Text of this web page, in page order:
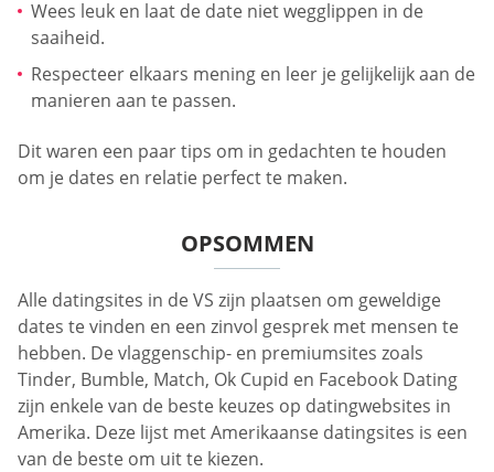
Wees leuk en laat de date niet wegglippen in de
saaiheid.
Respecteer elkaars mening en leer je gelijkelijk aan de
manieren aan te passen.
Dit waren een paar tips om in gedachten te houden
om je dates en relatie perfect te maken.
OPSOMMEN
Alle datingsites in de VS zijn plaatsen om geweldige
dates te vinden en een zinvol gesprek met mensen te
hebben. De vlaggenschip- en premiumsites zoals
Tinder, Bumble, Match, Ok Cupid en Facebook Dating
zijn enkele van de beste keuzes op datingwebsites in
Amerika. Deze lijst met Amerikaanse datingsites is een
van de beste om uit te kiezen.